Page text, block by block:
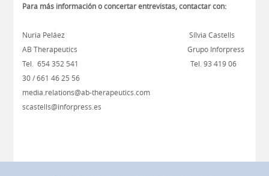
Para más información o concertar entrevistas, contactar con:
Nuria Peláez Sílvia Castells
AB Therapeutics Grupo Inforpress
Tel. 654 352 541 Tel. 93 419 06
30 / 661 46 25 56
media.relations@ab-therapeutics.com
scastells@inforpress.es